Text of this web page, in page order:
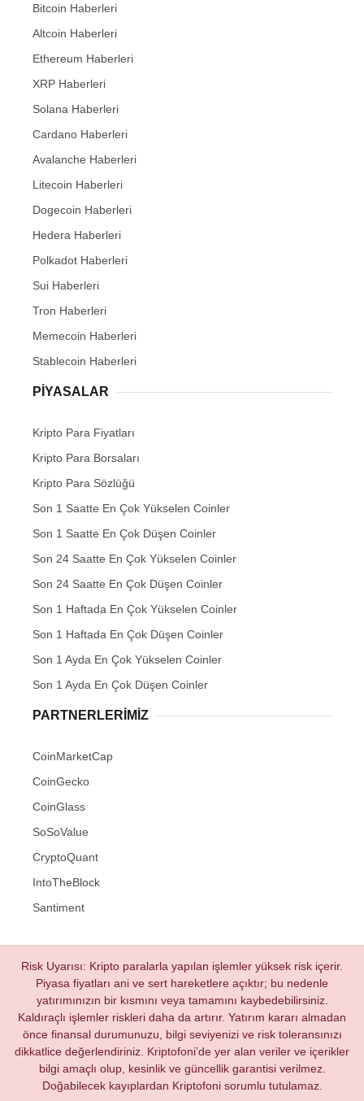
Bitcoin Haberleri
Altcoin Haberleri
Ethereum Haberleri
XRP Haberleri
Solana Haberleri
Cardano Haberleri
Avalanche Haberleri
Litecoin Haberleri
Dogecoin Haberleri
Hedera Haberleri
Polkadot Haberleri
Sui Haberleri
Tron Haberleri
Memecoin Haberleri
Stablecoin Haberleri
PIYASALAR
Kripto Para Fiyatları
Kripto Para Borsaları
Kripto Para Sözlüğü
Son 1 Saatte En Çok Yükselen Coinler
Son 1 Saatte En Çok Düşen Coinler
Son 24 Saatte En Çok Yükselen Coinler
Son 24 Saatte En Çok Düşen Coinler
Son 1 Haftada En Çok Yükselen Coinler
Son 1 Haftada En Çok Düşen Coinler
Son 1 Ayda En Çok Yükselen Coinler
Son 1 Ayda En Çok Düşen Coinler
PARTNERLERIMIZ
CoinMarketCap
CoinGecko
CoinGlass
SoSoValue
CryptoQuant
IntoTheBlock
Santiment
Risk Uyarısı: Kripto paralarla yapılan işlemler yüksek risk içerir.
Piyasa fiyatları ani ve sert hareketlere açıktır; bu nedenle
yatırımınızın bir kısmını veya tamamını kaybedebilirsiniz.
Kaldıraçlı işlemler riskleri daha da artırır. Yatırım kararı almadan
önce finansal durumunuzu, bilgi seviyenizi ve risk toleransınızı
dikkatlice değerlendiriniz. Kriptofoni’de yer alan veriler ve içerikler
bilgi amaçlı olup, kesinlik ve güncellik garantisi verilmez.
Doğabilecek kayıplardan Kriptofoni sorumlu tutulamaz.